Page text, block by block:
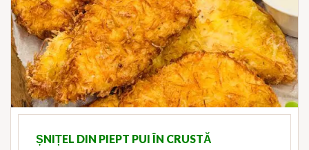
ȘNIȚEL DIN PIEPT PUI ÎN CRUSTĂ